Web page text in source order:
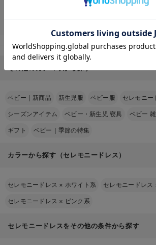
ンなど、おしゃれで可愛いセレモニードレス 60㎝
ベビー｜新商品 新生児服 ベビー服 セレモニー
シーズンアイテム ベビー・新生児 寝具 ベビー
ギフト ベビー｜季節の特集
カラーから探す（セレモニードレス）
セレモニードレス × ホワイト系 セレモニードレス
セレモニードレス × ピンク系
セレモニードレスをその他の条件から探す
お気に入り商品を確認する